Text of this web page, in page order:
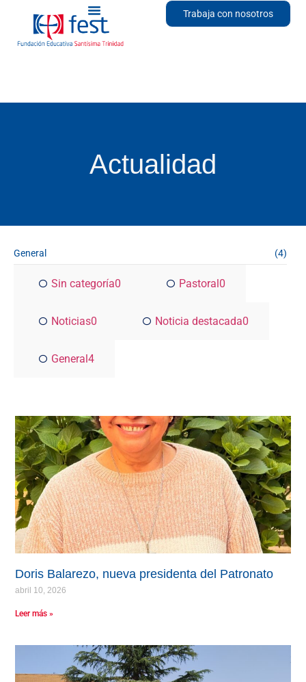
Trabaja con nosotros
Actualidad
General (4)
Sin categoría0 Pastoral0
Noticias0 Noticia destacada0
General4
Doris Balarezo, nueva presidenta del Patronato
abril 10, 2026
Leer más »